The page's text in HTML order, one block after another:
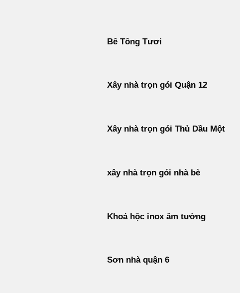
Bê Tông Tươi
Xây nhà trọn gói Quận 12
Xây nhà trọn gói Thủ Dầu Một
xây nhà trọn gói nhà bè
Khoá hộc inox âm tường
Sơn nhà quận 6